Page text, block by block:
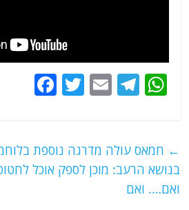
W
s
A
p
T
g
ra
E
l
T
er
e
b
← חמאס עולה מדרגה נוספת
בנושא הרעב: מוכן לספק אוכל
ואם…. ואם